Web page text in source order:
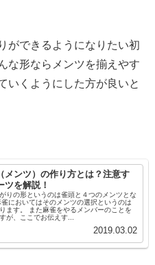
ができるようになりたい初
な形ならメンツを揃えやす
いくようにした方が良いと
メンツ）の作り方とは？注意す
ツを解説！
りの形というのは雀頭と４つのメンツとな
雀においてはそのメンツの選択というのは
ます。 また麻雀をやるメンバーのことを
が、ここでお伝えす...
2019.03.02